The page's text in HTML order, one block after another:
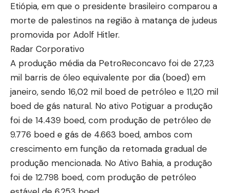
Etiópia, em que o presidente brasileiro comparou a
morte de palestinos na região à matança de judeus
promovida por Adolf Hitler.
Radar Corporativo
A produção média da PetroReconcavo foi de 27,23
mil barris de óleo equivalente por dia (boed) em
janeiro, sendo 16,02 mil boed de petróleo e 11,20 mil
boed de gás natural. No ativo Potiguar a produção
foi de 14.439 boed, com produção de petróleo de
9.776 boed e gás de 4.663 boed, ambos com
crescimento em função da retomada gradual de
produção mencionada. No Ativo Bahia, a produção
foi de 12.798 boed, com produção de petróleo